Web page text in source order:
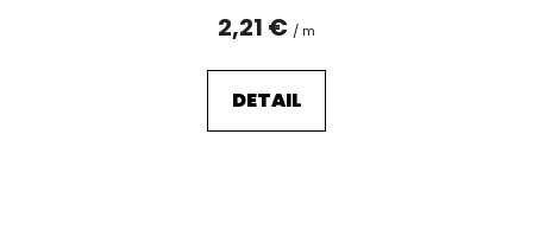
2,21 € / m
DETAIL